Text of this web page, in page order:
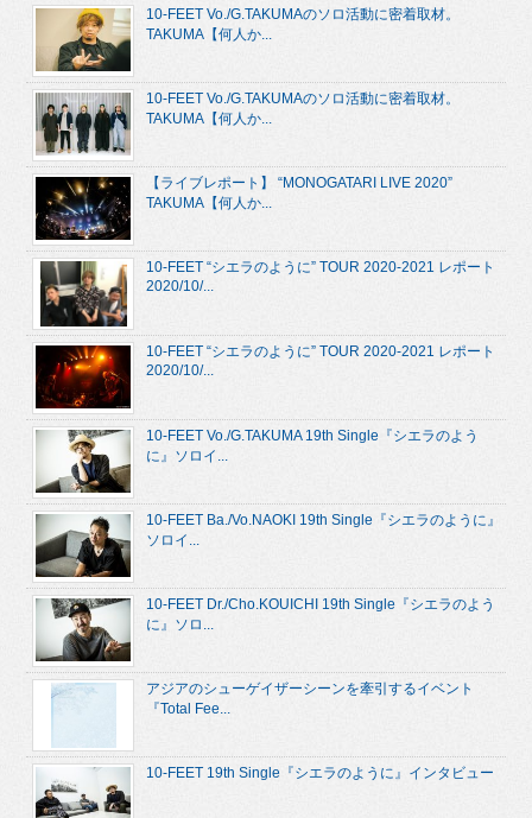
10-FEET Vo./G.TAKUMAのソロ活動に密着取材。
TAKUMA【何人か...
10-FEET Vo./G.TAKUMAのソロ活動に密着取材。
TAKUMA【何人か...
【ライブレポート】 “MONOGATARI LIVE 2020”
TAKUMA【何人か...
10-FEET “シエラのように” TOUR 2020-2021 レポート
2020/10/...
10-FEET “シエラのように” TOUR 2020-2021 レポート
2020/10/...
10-FEET Vo./G.TAKUMA 19th Single『シエラのよう
に』ソロイ...
10-FEET Ba./Vo.NAOKI 19th Single『シエラのように』
ソロイ...
10-FEET Dr./Cho.KOUICHI 19th Single『シエラのよう
に』ソロ...
アジアのシューゲイザーシーンを牽引するイベント
『Total Fee...
10-FEET 19th Single『シエラのように』インタビュー